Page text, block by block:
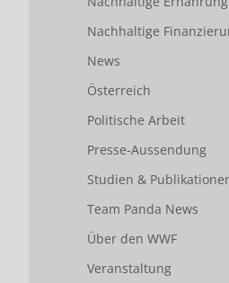
Nachhaltige
News
Österreich
Politische Arbeit
Presse-Aussendung
Studien &
Team Panda News
Über den WWF
Veranstaltung